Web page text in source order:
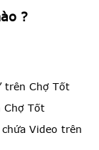
?
trên Chợ Tốt
Chợ Tốt
Video trên